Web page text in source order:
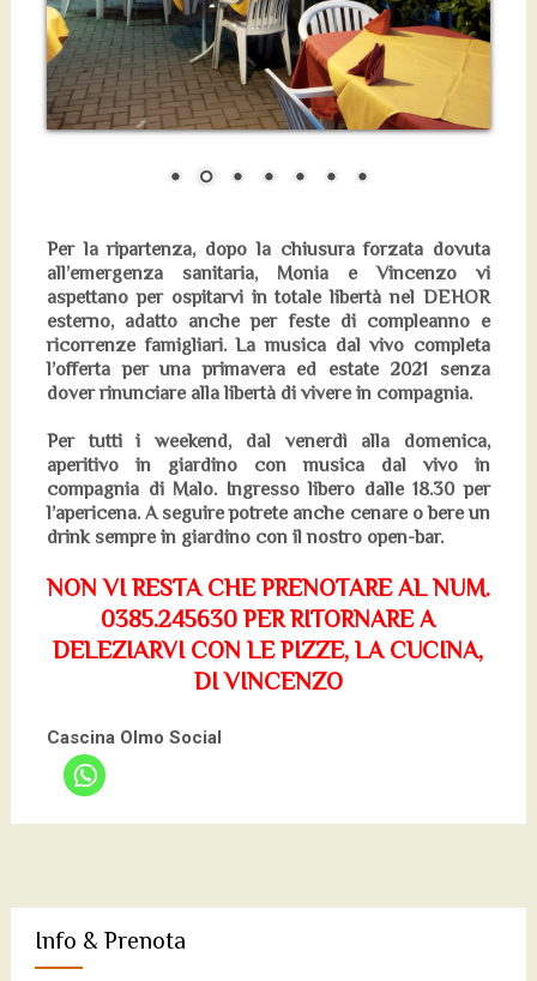
Per la ripartenza, dopo la chiusura forzata dovuta
all’emergenza sanitaria, Monia e Vincenzo vi
aspettano per ospitarvi in totale libertà nel DEHOR
esterno, adatto anche per feste di compleanno e
ricorrenze famigliari. La musica dal vivo completa
l’offerta per una primavera ed estate 2021 senza
dover rinunciare alla libertà di vivere in compagnia.
Per tutti i weekend, dal venerdì alla domenica,
aperitivo in giardino con musica dal vivo in
compagnia di Malo. Ingresso libero dalle 18.30 per
l’apericena. A seguire potrete anche cenare o bere un
drink sempre in giardino con il nostro open-bar.
NON VI RESTA CHE PRENOTARE AL NUM.
0385.245630 PER RITORNARE A
DELEZIARVI CON LE PIZZE, LA CUCINA,
DI VINCENZO
Cascina Olmo Social
Info & Prenota